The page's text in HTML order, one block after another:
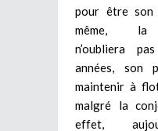
pour être son
même, la
n’oubliera
années, son
maintenir à
malgré la
effet,